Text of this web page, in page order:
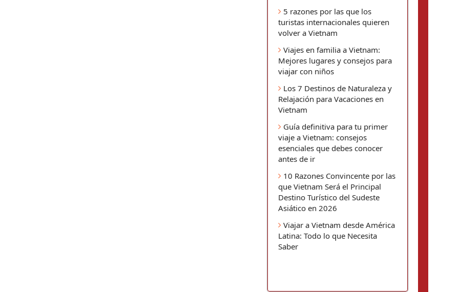
5 razones por las que los
turistas internacionales quieren
volver a Vietnam
Viajes en familia a Vietnam:
Mejores lugares y consejos para
viajar con niños
Los 7 Destinos de Naturaleza y
Relajación para Vacaciones en
Vietnam
Guía definitiva para tu primer
viaje a Vietnam: consejos
esenciales que debes conocer
antes de ir
10 Razones Convincente por las
que Vietnam Será el Principal
Destino Turístico del Sudeste
Asiático en 2026
Viajar a Vietnam desde América
Latina: Todo lo que Necesita
Saber